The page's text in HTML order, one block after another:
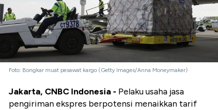
Foto: Bongkar muat pesawat kargo (Getty Images/Anna Moneymaker)
Jakarta, CNBC Indonesia - Pelaku usaha jasa
pengiriman ekspres berpotensi menaikkan tarif